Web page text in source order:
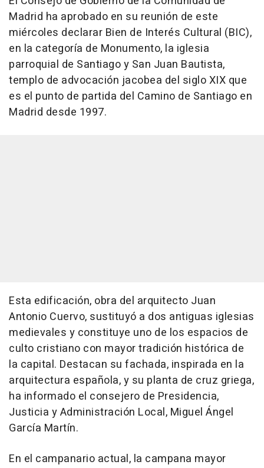
Madrid ha aprobado en su reunión de este
miércoles declarar Bien de Interés Cultural (BIC),
en la categoría de Monumento, la iglesia
parroquial de Santiago y San Juan Bautista,
templo de advocación jacobea del siglo XIX que
es el punto de partida del Camino de Santiago en
Madrid desde 1997.
Esta edificación, obra del arquitecto Juan
Antonio Cuervo, sustituyó a dos antiguas iglesias
medievales y constituye uno de los espacios de
culto cristiano con mayor tradición histórica de
la capital. Destacan su fachada, inspirada en la
arquitectura española, y su planta de cruz griega,
ha informado el consejero de Presidencia,
Justicia y Administración Local, Miguel Ángel
García Martín.
En el campanario actual, la campana mayor